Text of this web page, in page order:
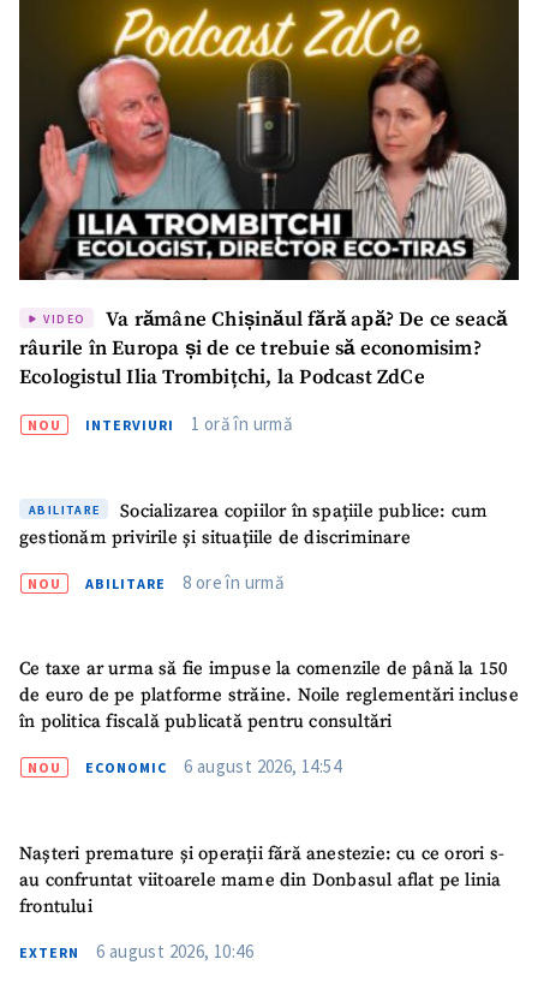
Trimite o informație
Despre ZdG
in English
на русском
VIDEO
Va rămâne Chișinăul fără apă? De ce seacă
râurile în Europa și de ce trebuie să economisim?
Ecologistul Ilia Trombițchi, la Podcast ZdCe
NOU INTERVIURI 1 oră în urmă
ABILITARE
Socializarea copiilor în spațiile publice: cum
gestionăm privirile și situațiile de discriminare
NOU ABILITARE 8 ore în urmă
Ce taxe ar urma să fie impuse la comenzile de până la 150
de euro de pe platforme străine. Noile reglementări incluse
în politica fiscală publicată pentru consultări
NOU ECONOMIC 6 august 2026, 14:54
Nașteri premature și operații fără anestezie: cu ce orori s-
au confruntat viitoarele mame din Donbasul aflat pe linia
frontului
EXTERN 6 august 2026, 10:46